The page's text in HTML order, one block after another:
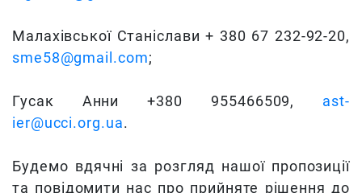
Малахівської Станіслави + 380 67 232-92-20,
sme58@gmail.com;
Гусак Анни +380 955466509, ast-
ier@ucci.org.ua.
Будемо вдячні за розгляд нашої пропозиції
та повідомити нас про прийняте рішення до